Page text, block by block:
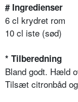
# Ingredienser
6 cl krydret rom
10 cl iste (sød)
* Tilberedning
Bland godt. Hæld
Tilsæt citronbåd